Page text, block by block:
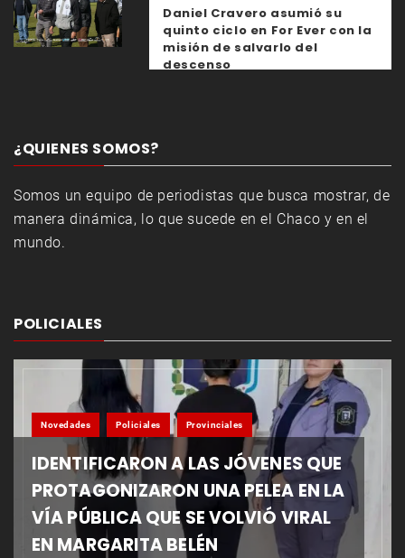
Daniel Cravero asumió su
quinto ciclo en For Ever con la
misión de salvarlo del
descenso
¿QUIENES SOMOS?
Somos un equipo de periodistas que busca mostrar, de
manera dinámica, lo que sucede en el Chaco y en el
mundo.
POLICIALES
Novedades Policiales Provinciales
IDENTIFICARON A LAS JÓVENES QUE
PROTAGONIZARON UNA PELEA EN LA
VÍA PÚBLICA QUE SE VOLVIÓ VIRAL
EN MARGARITA BELÉN